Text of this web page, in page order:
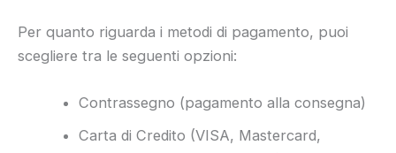
Per quanto riguarda i metodi di pagamento, puoi
scegliere tra le seguenti opzioni:
Contrassegno (pagamento alla consegna)
Carta di Credito (VISA, Mastercard,